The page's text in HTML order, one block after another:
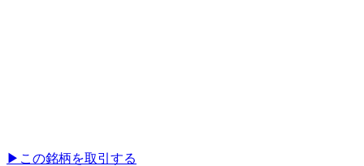
▶︎ この銘柄を取引する